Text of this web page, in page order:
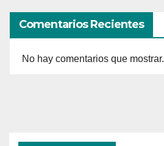
Comentarios Recientes
No hay comentarios que mostrar.